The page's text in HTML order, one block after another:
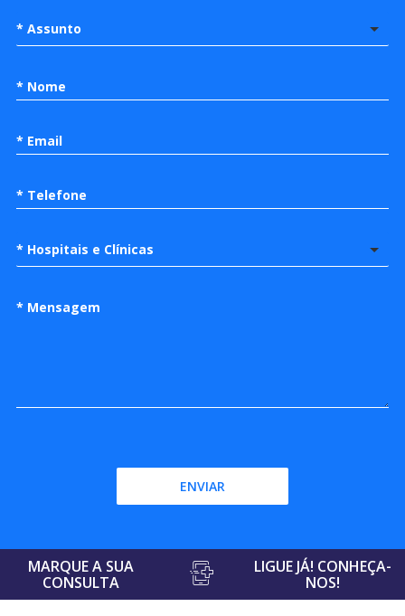
* Assunto
* Hospitais e Clínicas
ENVIAR
MARQUE A SUA
CONSULTA
LIGUE JÁ! CONHEÇA-
NOS!